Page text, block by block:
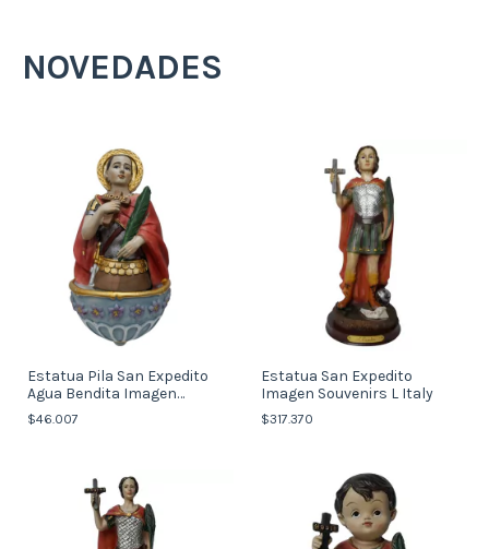
NOVEDADES
Estatua Pila San Expedito
Agua Bendita Imagen
Souvenirs (italy)
$46.007
Estatua San Expedito
Imagen Souvenirs L Italy
$317.370